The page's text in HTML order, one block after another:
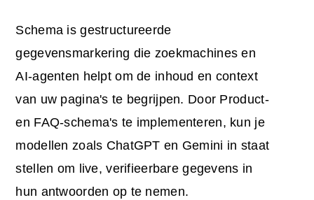
Schema is gestructureerde
gegevensmarkering die zoekmachines en
AI-agenten helpt om de inhoud en context
van uw pagina's te begrijpen. Door Product-
en FAQ-schema's te implementeren, kun je
modellen zoals ChatGPT en Gemini in staat
stellen om live, verifieerbare gegevens in
hun antwoorden op te nemen.